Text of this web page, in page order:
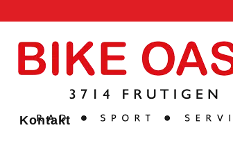
Kontakt